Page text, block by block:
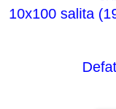
10x100 salita